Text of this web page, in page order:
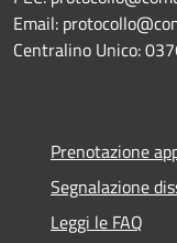
Email:
Centralino Unico:
Prenotazione
Segnalazione
Leggi le FAQ